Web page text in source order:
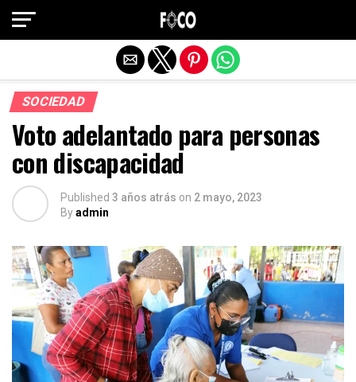
SOCIEDAD
Voto adelantado para personas
con discapacidad
Published 3 años atrás on 2 mayo, 2023
Byadmin
Salir de la versión móvil